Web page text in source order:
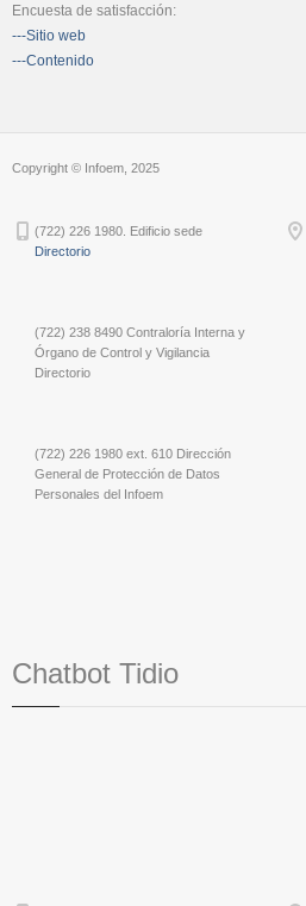
Encuesta de satisfacción:
---Sitio web
---Contenido
Copyright © Infoem, 2025
(722) 226 1980. Edificio sede
Directorio
(722) 238 8490 Contraloría Interna y
Órgano de Control y Vigilancia
Directorio
(722) 226 1980 ext. 610 Dirección
General de Protección de Datos
Personales del Infoem
Chatbot Tidio